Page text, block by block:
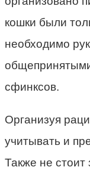
кошки были
необходимо
сфинксов.
Организуя
учитывать и
Также не